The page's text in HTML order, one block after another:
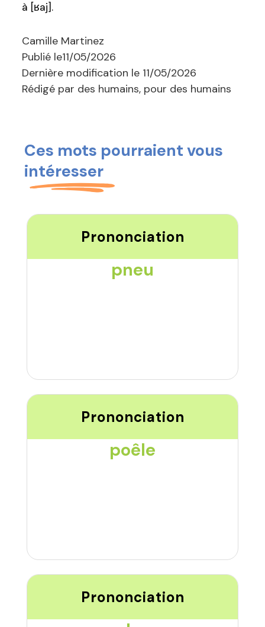
à [ʁaj].
Camille Martinez
Publié le11/05/2026
Dernière modification le 11/05/2026
Rédigé par des humains, pour des humains
Ces mots pourraient vous
intéresser
Prononciation
pneu
Prononciation
poêle
Prononciation